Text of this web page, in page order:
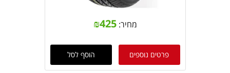
מחיר: ₪425
פרטים נוספים הוסף לסל